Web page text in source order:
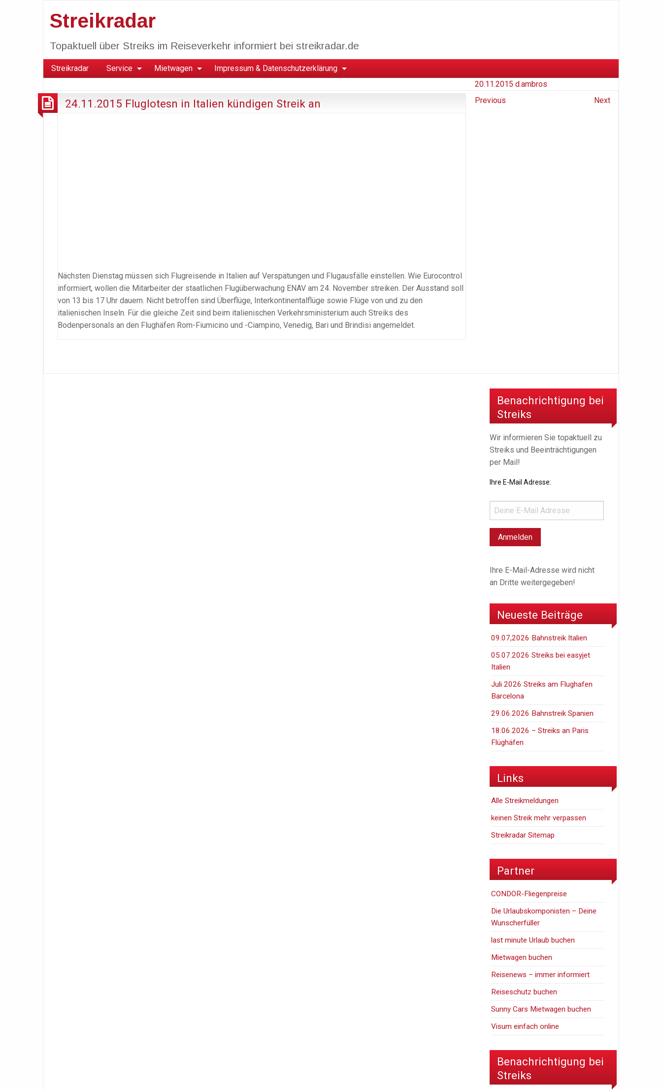
Streikradar
Topaktuell über Streiks im Reiseverkehr informiert bei streikradar.de
Streikradar Service Mietwagen Impressum & Datenschutzerklärung
24.11.2015 Fluglotesn in Italien kündigen Streik an
Nächsten Dienstag müssen sich Flugreisende in Italien auf Verspätungen und Flugausfälle einstellen. Wie Eurocontrol
informiert, wollen die Mitarbeiter der staatlichen Flugüberwachung ENAV am 24. November streiken. Der Ausstand soll
von 13 bis 17 Uhr dauern. Nicht betroffen sind Überflüge, Interkontinentalflüge sowie Flüge von und zu den
italienischen Inseln. Für die gleiche Zeit sind beim italienischen Verkehrsministerium auch Streiks des
Bodenpersonals an den Flughäfen Rom-Fiumicino und -Ciampino, Venedig, Bari und Brindisi angemeldet.
20.11.2015 d.ambros
Previous
Next
Benachrichtigung bei
Streiks
Wir informieren Sie topaktuell zu
Streiks und Beeinträchtigungen
per Mail!
Ihre E-Mail Adresse:
Ihre E-Mail-Adresse wird nicht
an Dritte weitergegeben!
Neueste Beiträge
09.07,2026 Bahnstreik Italien
05.07.2026 Streiks bei easyjet
Italien
Juli 2026 Streiks am Flughafen
Barcelona
29.06.2026 Bahnstreik Spanien
18.06.2026 – Streiks an Paris
Flüghäfen
Links
Alle Streikmeldungen
keinen Streik mehr verpassen
Streikradar Sitemap
Partner
CONDOR-Fliegenpreise
Die Urlaubskomponisten – Deine
Wunscherfüller
last minute Urlaub buchen
Mietwagen buchen
Reisenews – immer informiert
Reiseschutz buchen
Sunny Cars Mietwagen buchen
Visum einfach online
Benachrichtigung bei
Streiks